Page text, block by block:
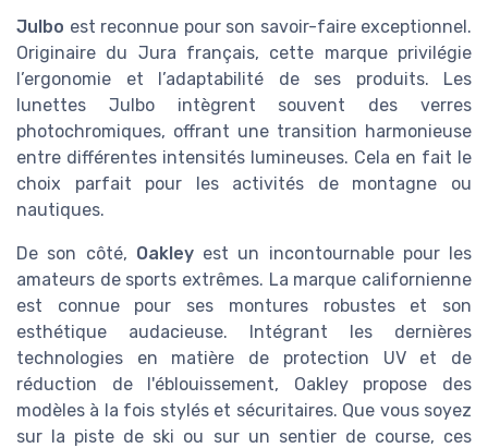
Julbo est reconnue pour son savoir-faire exceptionnel.
Originaire du Jura français, cette marque privilégie
l’ergonomie et l’adaptabilité de ses produits. Les
lunettes Julbo intègrent souvent des verres
photochromiques, offrant une transition harmonieuse
entre différentes intensités lumineuses. Cela en fait le
choix parfait pour les activités de montagne ou
nautiques.
De son côté, Oakleyest un incontournable pour les
amateurs de sports extrêmes. La marque californienne
est connue pour ses montures robustes et son
esthétique audacieuse. Intégrant les dernières
technologies en matière de protection UV et de
réduction de l'éblouissement, Oakley propose des
modèles à la fois stylés et sécuritaires. Que vous soyez
sur la piste de ski ou sur un sentier de course, ces